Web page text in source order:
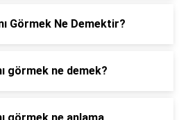
Görmek Ne Demektir?
görmek ne demek?